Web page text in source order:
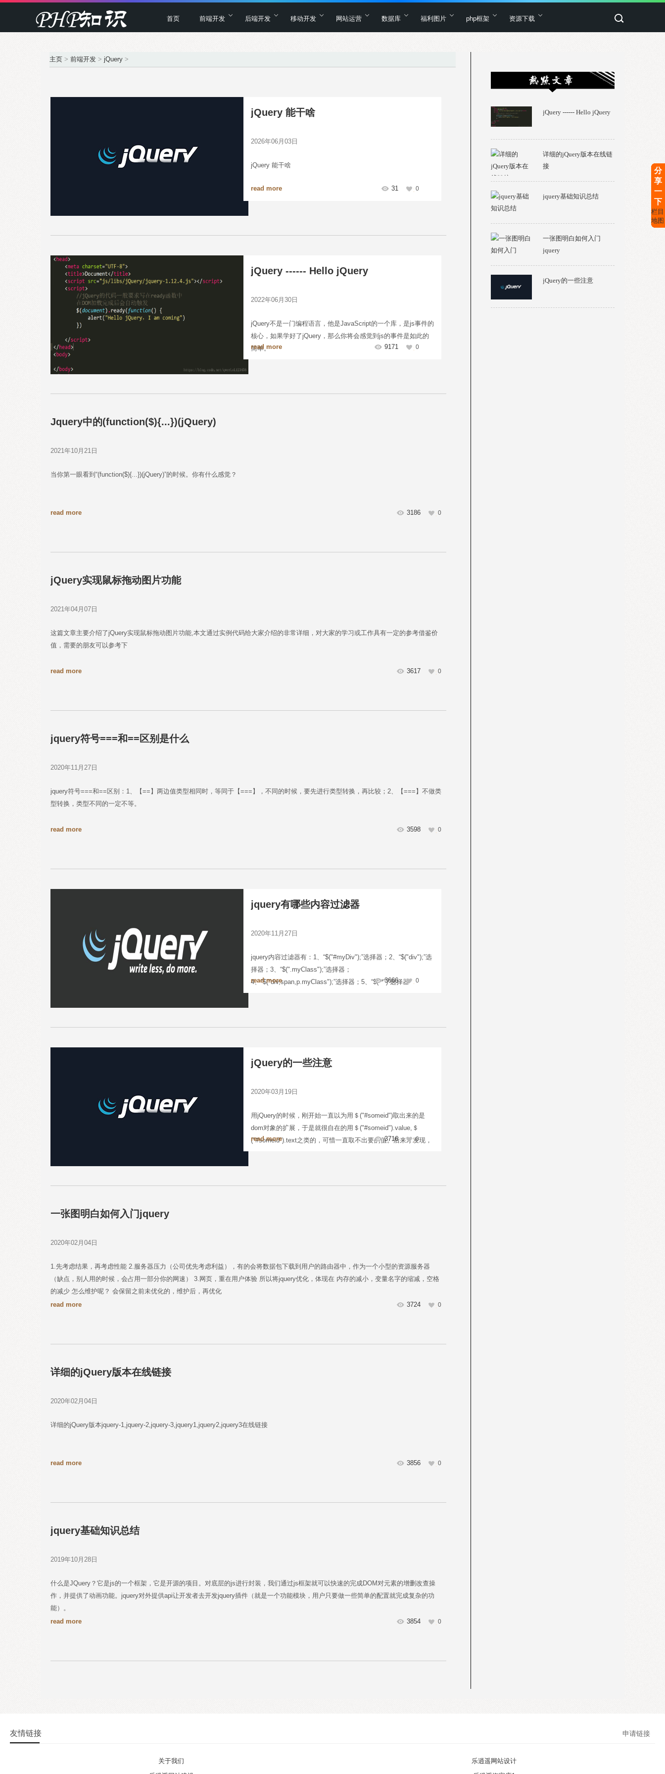
首页 前端开发 后端开发 移动开发 网站运营 数据库 福利图片 php框架 资源下载
主页 > 前端开发 > jQuery >
jQuery 能干啥
2026年06月03日
jQuery 能干啥
read more 0
31
jQuery ------ Hello jQuery
2022年06月30日
jQuery不是一门编程语言，他是JavaScript的一个库，是js事件的
核心，如果学好了jQuery，那么你将会感觉到js的事件是如此的
简单。
read more 0
9171
Jquery中的(function($){...})(jQuery)
2021年10月21日
当你第一眼看到“(function($){...})(jQuery)”的时候。你有什么感觉？
read more 0
3186
jQuery实现鼠标拖动图片功能
2021年04月07日
这篇文章主要介绍了jQuery实现鼠标拖动图片功能,本文通过实例代码给大家介绍的非常详细，对大家的学习或工作具有一定的参考借鉴价
值，需要的朋友可以参考下
read more 0
3617
jquery符号===和==区别是什么
2020年11月27日
jquery符号===和==区别：1、【==】两边值类型相同时，等同于【===】，不同的时候，要先进行类型转换，再比较；2、【===】不做类
型转换，类型不同的一定不等。
read more 0
3598
jquery有哪些内容过滤器
2020年11月27日
jquery内容过滤器有：1、“$("#myDiv");”选择器；2、“$("div");”选
择器；3、“$(".myClass");”选择器；
4、“$("div,span,p.myClass");”选择器；5、“$("*")”选择器
read more 0
3666
jQuery的一些注意
2020年03月19日
用jQuery的时候，刚开始一直以为用＄("#someid")取出来的是
dom对象的扩展，于是就很自在的用＄("#someid").value,＄
("#someid").text之类的，可惜一直取不出要的值。后来才发现，
read more 0
3716
一张图明白如何入门jquery
2020年02月04日
1.先考虑结果，再考虑性能 2.服务器压力（公司优先考虑利益），有的会将数据包下载到用户的路由器中，作为一个小型的资源服务器
（缺点，别人用的时候，会占用一部分你的网速） 3.网页，重在用户体验 所以将jquery优化，体现在 内存的减小，变量名字的缩减，空格
的减少 怎么维护呢？ 会保留之前未优化的，维护后，再优化
read more
0
3724
详细的jQuery版本在线链接
2020年02月04日
详细的jQuery版本jquery-1,jquery-2,jquery-3,jquery1,jquery2,jquery3在线链接
read more 0
3856
jquery基础知识总结
2019年10月28日
什么是JQuery？它是js的一个框架，它是开源的项目。对底层的js进行封装，我们通过js框架就可以快速的完成DOM对元素的增删改查操
作，并提供了动画功能。jquery对外提供api让开发者去开发jquery插件（就是一个功能模块，用户只要做一些简单的配置就完成复杂的功
能）。
read more
0
3854
jQuery ------ Hello jQuery
详细的jQuery版本在线链
接
jquery基础知识总结
一张图明白如何入门
jquery
jQuery的一些注意
申请链接
友情链接
关于我们
乐逍遥网站设计
分
享
一
下
栏目
地图